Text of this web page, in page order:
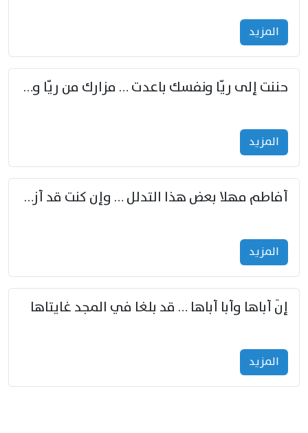
المزید
حننت إلى ريّا ونفسك باعدت … مزارك من ريّا وشعباكما معا
المزید
أفاطم مهلا بعض هذا التدلل … وإن كنت قد أزمعت صرمي فأجملي
المزید
إنّ أباها وأبا أباها … قد بلغا في المجد غايتاها
المزید